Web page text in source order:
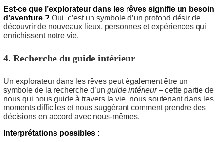
Est-ce que l’explorateur dans les rêves signifie un besoin
d’aventure ? Oui, c’est un symbole d’un profond désir de
découvrir de nouveaux lieux, personnes et expériences qui
enrichissent notre vie.
4. Recherche du guide intérieur
Un explorateur dans les rêves peut également être un
symbole de la recherche d’un guide intérieur– cette partie de
nous qui nous guide à travers la vie, nous soutenant dans les
moments difficiles et nous suggérant comment prendre des
décisions en accord avec nous-mêmes.
Interprétations possibles :